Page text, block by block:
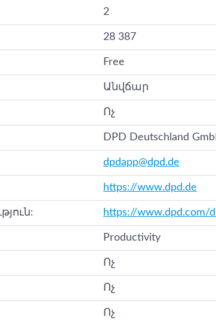
2
28 387
Free
Անվճար
Ոչ
DPD Deutschland
dpdapp@dpd.de
https://www.dpd.de
https://www.dpd.com/
Productivity
Ոչ
Ոչ
Ոչ